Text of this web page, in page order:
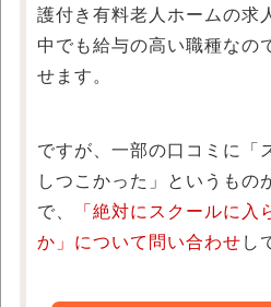
護付き有料老人ホームの求
中でも給与の高い職種なの
せます。
ですが、一部の口コミに「
しつこかった」というもの
で、
「絶対にスクールに入
か」について問い合わせ し